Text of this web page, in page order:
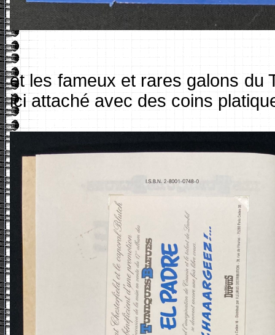
et les fameux et rares galons du
ici attaché avec des coins